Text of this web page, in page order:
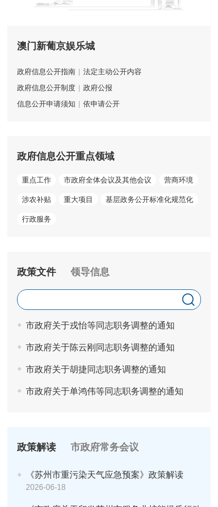
澳门新葡京娱乐城
政府信息公开指南 | 法定主动公开内容
政府信息公开制度 | 政府公报
信息公开申请须知 | 依申请公开
政府信息公开重点领域
重点工作 市政府全体会议及其他会议 营商环境
涉农补贴 重大项目 基层政务公开标准化规范化
行政服务
政策文件 领导信息
市政府关于戎怡等同志职务调整的通知
市政府关于陈云刚同志职务调整的通知
市政府关于胡捷同志职务调整的通知
市政府关于单鸿伟等同志职务调整的通知
政策解读 市政府常务会议
《苏州市重污染天气应急预案》政策解读
2026-06-18